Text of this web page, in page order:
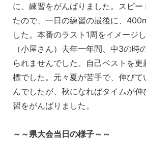
に、練習をがんばりました。スピー
たので、一日の練習の最後に、
した。本番のラスト1周をイメージ
（小屋さん）去年一年間、中3の時
られませんでした。自己ベストを更
標でした。元々夏が苦手で、伸び
んでしたが、秋になればタイムが
習をがんばりました。
～～県大会当日の様子～～